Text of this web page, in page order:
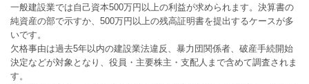
一般建設業では自己資本500万円以上の利益が求められます。決算書の
純資産の部で示すか、500万円以上の残高証明書を提出するケースが多
いです。
欠格事由は過去5年以内の建設業法違反、暴力団関係者、破産手続開始
決定などが対象となり、役員・主要株主・支配人まで含めて調査されま
す。